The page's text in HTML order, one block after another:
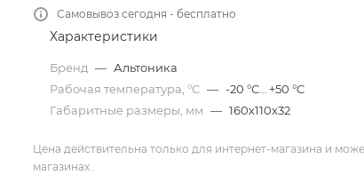
Самовывоз сегодня - бесплатно
Характеристики
Бренд — Альтоника
Рабочая температура, °С — -20 °С… +50 °C
Габаритные размеры, мм — 160х110х32
Цена действительна только для интернет-магазина и
магазинах .